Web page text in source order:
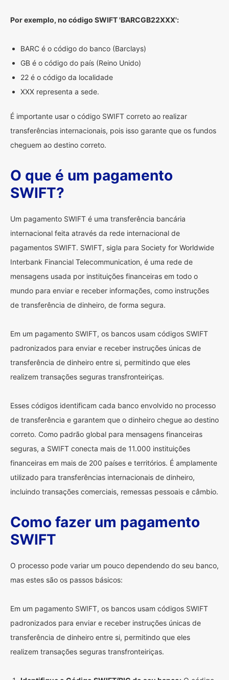
Por exemplo, no código SWIFT 'BARCGB22XXX':
BARC é o código do banco (Barclays)
GB é o código do país (Reino Unido)
22 é o código da localidade
XXX representa a sede.
É importante usar o código SWIFT correto ao realizar
transferências internacionais, pois isso garante que os fundos
cheguem ao destino correto.
O que é um pagamento
SWIFT?
Um pagamento SWIFT é uma transferência bancária
internacional feita através da rede internacional de
pagamentos SWIFT. SWIFT, sigla para Society for Worldwide
Interbank Financial Telecommunication, é uma rede de
mensagens usada por instituições financeiras em todo o
mundo para enviar e receber informações, como instruções
de transferência de dinheiro, de forma segura.
Em um pagamento SWIFT, os bancos usam códigos SWIFT
padronizados para enviar e receber instruções únicas de
transferência de dinheiro entre si, permitindo que eles
realizem transações seguras transfronteiriças.
Esses códigos identificam cada banco envolvido no processo
de transferência e garantem que o dinheiro chegue ao destino
correto. Como padrão global para mensagens financeiras
seguras, a SWIFT conecta mais de 11.000 instituições
financeiras em mais de 200 países e territórios. É amplamente
utilizado para transferências internacionais de dinheiro,
incluindo transações comerciais, remessas pessoais e câmbio.
Como fazer um pagamento
SWIFT
O processo pode variar um pouco dependendo do seu banco,
mas estes são os passos básicos:
Em um pagamento SWIFT, os bancos usam códigos SWIFT
padronizados para enviar e receber instruções únicas de
transferência de dinheiro entre si, permitindo que eles
realizem transações seguras transfronteiriças.